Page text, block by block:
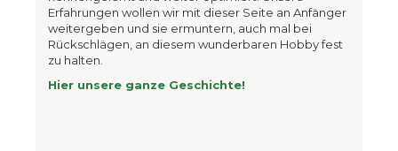
Erfahrungen wollen wir mit dieser Seite an Anfänger
weitergeben und sie ermuntern, auch mal bei
Rückschlägen, an diesem wunderbaren Hobby fest
zu halten.
Hier unsere ganze Geschichte!